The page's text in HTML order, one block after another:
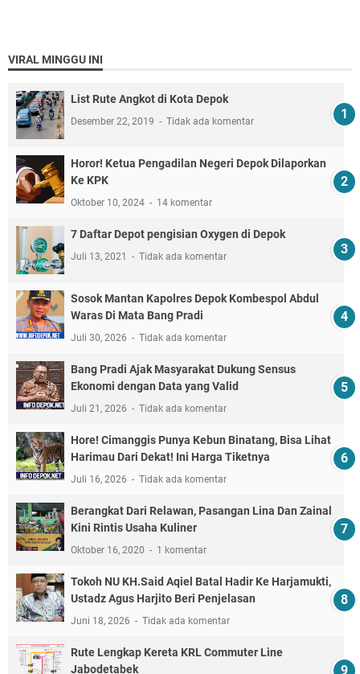
VIRAL MINGGU INI
List Rute Angkot di Kota Depok
Desember 22, 2019 Tidak ada komentar
Horor! Ketua Pengadilan Negeri Depok Dilaporkan
Ke KPK
Oktober 10, 2024 14 komentar
7 Daftar Depot pengisian Oxygen di Depok
Juli 13, 2021 Tidak ada komentar
Sosok Mantan Kapolres Depok Kombespol Abdul
Waras Di Mata Bang Pradi
Juli 30, 2026 Tidak ada komentar
Bang Pradi Ajak Masyarakat Dukung Sensus
Ekonomi dengan Data yang Valid
Juli 21, 2026 Tidak ada komentar
Hore! Cimanggis Punya Kebun Binatang, Bisa Lihat
Harimau Dari Dekat! Ini Harga Tiketnya
Juli 16, 2026 Tidak ada komentar
Berangkat Dari Relawan, Pasangan Lina Dan Zainal
Kini Rintis Usaha Kuliner
Oktober 16, 2020 1 komentar
Tokoh NU KH.Said Aqiel Batal Hadir Ke Harjamukti,
Ustadz Agus Harjito Beri Penjelasan
Juni 18, 2026 Tidak ada komentar
Rute Lengkap Kereta KRL Commuter Line
Jabodetabek